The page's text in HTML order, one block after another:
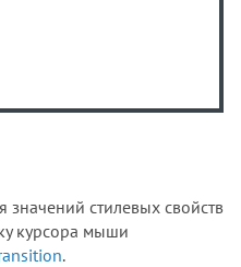
стилевых свойств
курсора мыши
.